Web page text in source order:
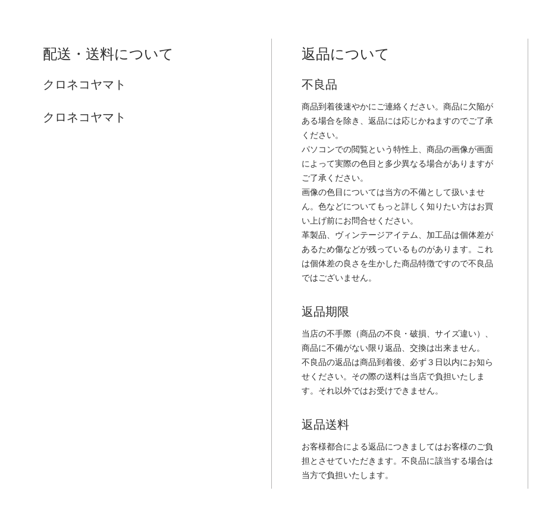
配送・送料について
クロネコヤマト
クロネコヤマト
返品について
不良品
商品到着後速やかにご連絡ください。商品に欠陥が
ある場合を除き、返品には応じかねますのでご了承
ください。
パソコンでの閲覧という特性上、商品の画像が画面
によって実際の色目と多少異なる場合がありますが
ご了承ください。
画像の色目については当方の不備として扱いませ
ん。色などについてもっと詳しく知りたい方はお買
い上げ前にお問合せください。
革製品、ヴィンテージアイテム、加工品は個体差が
あるため傷などが残っているものがあります。これ
は個体差の良さを生かした商品特徴ですので不良品
ではございません。
返品期限
当店の不手際（商品の不良・破損、サイズ違い）、
商品に不備がない限り返品、交換は出来ません。
不良品の返品は商品到着後、必ず３日以内にお知ら
せください。その際の送料は当店で負担いたしま
す。それ以外ではお受けできません。
返品送料
お客様都合による返品につきましてはお客様のご負
担とさせていただきます。不良品に該当する場合は
当方で負担いたします。